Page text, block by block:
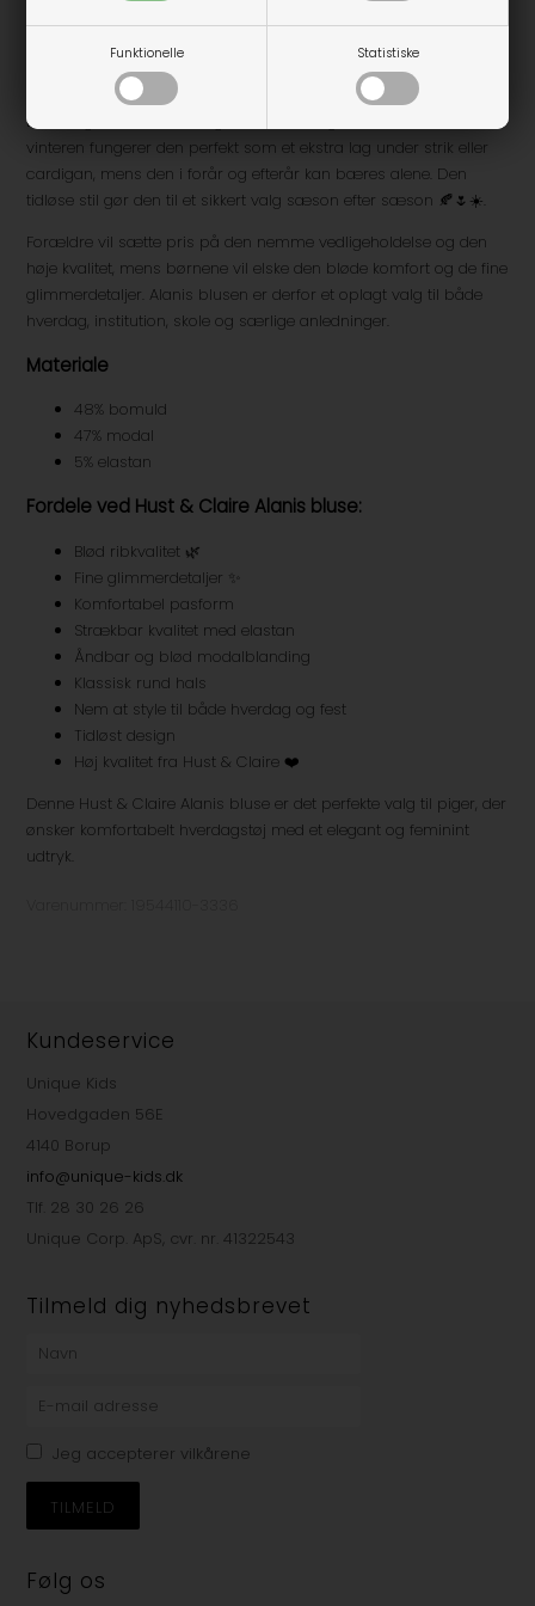
Funktionelle Statistiske
gør den behagelig at have på hele dagen. Samtidig sikrer
materialernes slidstyrke, at blusen kan holde til hverdagens
mange aktiviteter.
Den langærmede model gør blusen velegnet året rundt. Om
vinteren fungerer den perfekt som et ekstra lag under strik eller
cardigan, mens den i forår og efterår kan bæres alene. Den
tidløse stil gør den til et sikkert valg sæson efter sæson 🍂🌷☀️.
Forældre vil sætte pris på den nemme vedligeholdelse og den
høje kvalitet, mens børnene vil elske den bløde komfort og de fine
glimmerdetaljer. Alanis blusen er derfor et oplagt valg til både
hverdag, institution, skole og særlige anledninger.
Materiale
48% bomuld
47% modal
5% elastan
Fordele ved Hust & Claire Alanis bluse:
Blød ribkvalitet 🌿
Fine glimmerdetaljer ✨
Komfortabel pasform
Strækbar kvalitet med elastan
Åndbar og blød modalblanding
Klassisk rund hals
Nem at style til både hverdag og fest
Tidløst design
Høj kvalitet fra Hust & Claire ❤️
Denne Hust & Claire Alanis bluse er det perfekte valg til piger, der
ønsker komfortabelt hverdagstøj med et elegant og feminint
udtryk.
Kundeservice
Unique Kids
Hovedgaden 56E
4140 Borup
info@unique-kids.dk
Tlf. 28 30 26 26
Unique Corp. ApS, cvr. nr. 41322543
Tilmeld dig nyhedsbrevet
Jeg accepterer vilkårene
Følg os